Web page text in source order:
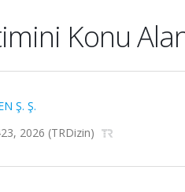
Konu
Ş. Ş.
2026 (TRDizin)